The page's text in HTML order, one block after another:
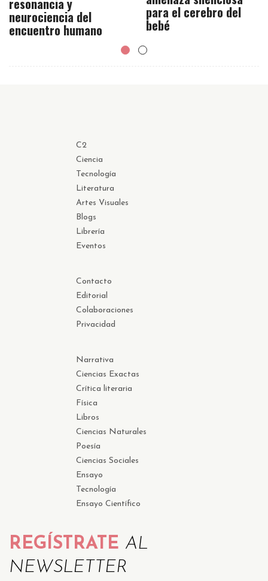
resonancia y
neurociencia del
encuentro humano
para el cerebro del
bebé
C2
Ciencia
Tecnología
Literatura
Artes Visuales
Blogs
Librería
Eventos
Contacto
Editorial
Colaboraciones
Privacidad
Narrativa
Ciencias Exactas
Crítica literaria
Física
Libros
Ciencias Naturales
Poesía
Ciencias Sociales
Ensayo
Tecnología
Ensayo Científico
REGÍSTRATE AL
NEWSLETTER